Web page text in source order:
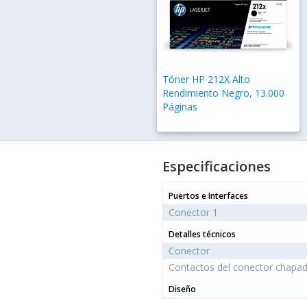
Tóner HP 212X Alto
Rendimiento Negro, 13.000
Páginas
Especificaciones
Puertos e Interfaces
Conector 1
Detalles técnicos
Conector
Contactos del conector
Diseño